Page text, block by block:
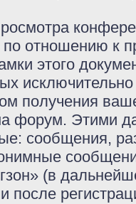
отношению к
этого
получения
форум. Этими
сообщения,
(в
после